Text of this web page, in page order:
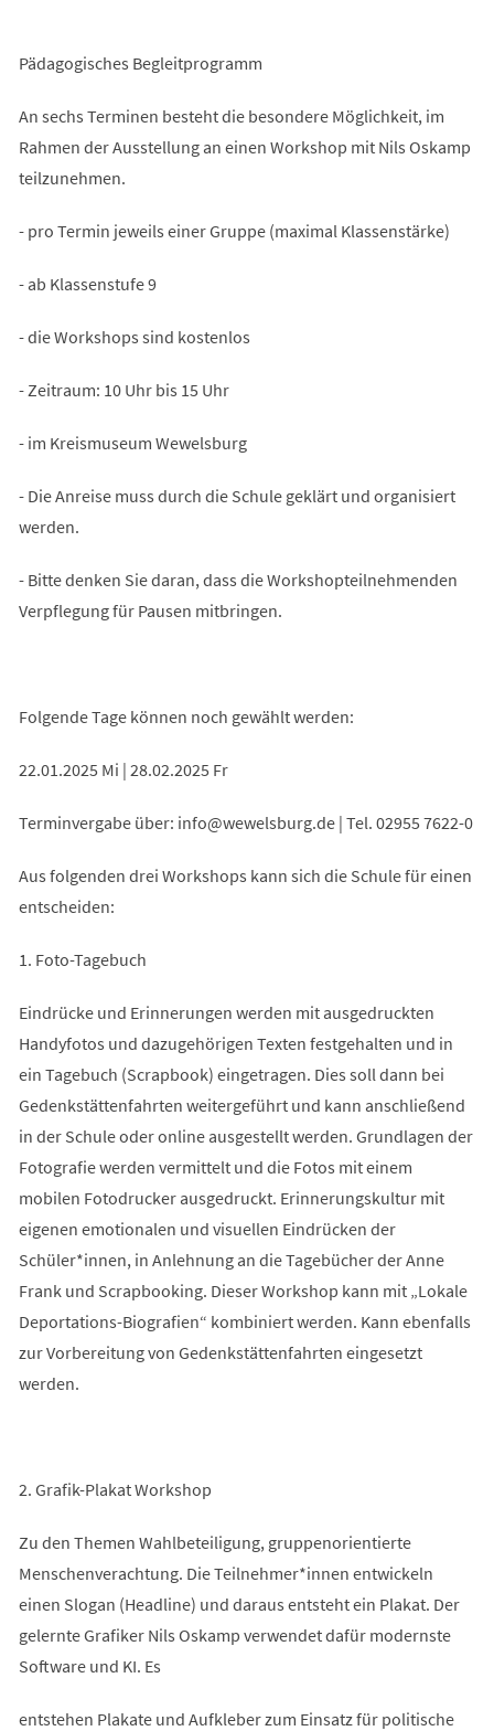
Pädagogisches Begleitprogramm
An sechs Terminen besteht die besondere Möglichkeit, im
Rahmen der Ausstellung an einen Workshop mit Nils Oskamp
teilzunehmen.
- pro Termin jeweils einer Gruppe (maximal Klassenstärke)
- ab Klassenstufe 9
- die Workshops sind kostenlos
- Zeitraum: 10 Uhr bis 15 Uhr
- im Kreismuseum Wewelsburg
- Die Anreise muss durch die Schule geklärt und organisiert
werden.
- Bitte denken Sie daran, dass die Workshopteilnehmenden
Verpflegung für Pausen mitbringen.
Folgende Tage können noch gewählt werden:
22.01.2025 Mi | 28.02.2025 Fr
Terminvergabe über: info wewelsburg de| Tel. 02955 7622-0
Aus folgenden drei Workshops kann sich die Schule für einen
entscheiden:
1. Foto-Tagebuch
Eindrücke und Erinnerungen werden mit ausgedruckten
Handyfotos und dazugehörigen Texten festgehalten und in
ein Tagebuch (Scrapbook) eingetragen. Dies soll dann bei
Gedenkstättenfahrten weitergeführt und kann anschließend
in der Schule oder online ausgestellt werden. Grundlagen der
Fotografie werden vermittelt und die Fotos mit einem
mobilen Fotodrucker ausgedruckt. Erinnerungskultur mit
eigenen emotionalen und visuellen Eindrücken der
Schüler*innen, in Anlehnung an die Tagebücher der Anne
Frank und Scrapbooking. Dieser Workshop kann mit „Lokale
Deportations-Biografien“ kombiniert werden. Kann ebenfalls
zur Vorbereitung von Gedenkstättenfahrten eingesetzt
werden.
2. Grafik-Plakat Workshop
Zu den Themen Wahlbeteiligung, gruppenorientierte
Menschenverachtung. Die Teilnehmer*innen entwickeln
einen Slogan (Headline) und daraus entsteht ein Plakat. Der
gelernte Grafiker Nils Oskamp verwendet dafür modernste
Software und KI. Es
entstehen Plakate und Aufkleber zum Einsatz für politische